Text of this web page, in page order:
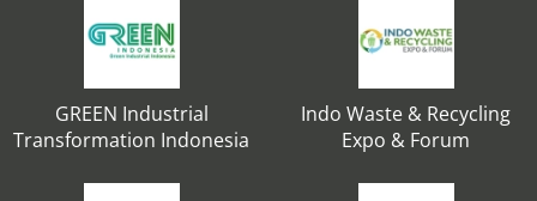
GREEN Industrial
Transformation Indonesia
Indo Waste & Recycling
Expo & Forum